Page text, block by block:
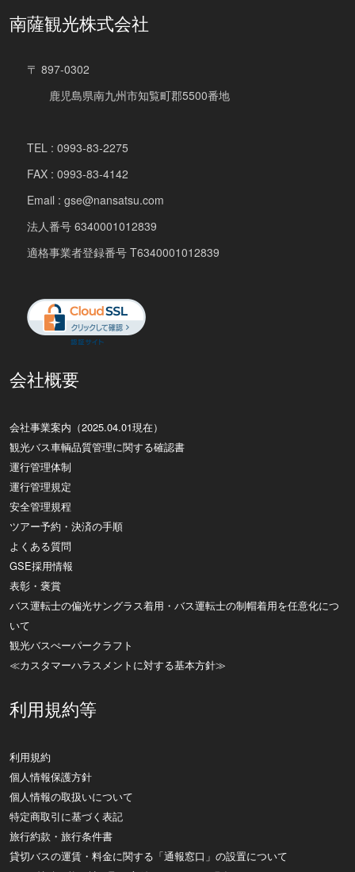
南薩観光株式会社
〒 897-0302
鹿児島県南九州市知覧町郡5500番地
TEL : 0993-83-2275
FAX : 0993-83-4142
Email : gse@nansatsu.com
法人番号 6340001012839
適格事業者登録番号 T6340001012839
会社概要
会社事業案内（2025.04.01現在）
観光バス車輌品質管理に関する確認書
運行管理体制
運行管理規定
安全管理規程
ツアー予約・決済の手順
よくある質問
GSE採用情報
表彰・褒賞
バス運転士の偏光サングラス着用・バス運転士の制帽着用を任意化につ
いて
観光バスぺーパークラフト
≪カスタマーハラスメントに対する基本方針≫
利用規約等
利用規約
個人情報保護方針
個人情報の取扱いについて
特定商取引に基づく表記
旅行約款・旅行条件書
貸切バスの運賃・料金に関する「通報窓口」の設置について